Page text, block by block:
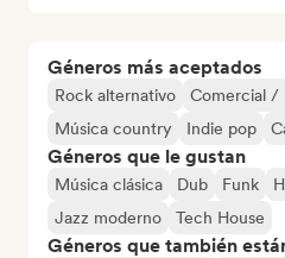
Géneros más aceptados
Rock alternativo
Comercial /
Música country
Indie pop
Géneros que le gustan
Música clásica Dub Funk
Jazz moderno
Tech House
Géneros que también